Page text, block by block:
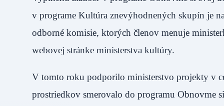
v programe Kultúra znevýhodnených skupín je
odborné komisie, ktorých členov menuje
webovej stránke ministerstva kultúry.
V tomto roku podporilo ministerstvo projekty v
prostriedkov smerovalo do programu Obnovme